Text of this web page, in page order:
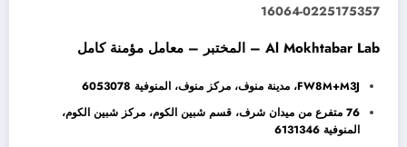
16064-0225175357
Al Mokhtabar Lab – المختبر – معامل مؤمنة كامل
FW8M+M3J، مدينة منوف، مركز منوف، المنوفية 6053078
76 متفرع من ميدان شرف، قسم شبين الكوم، مركز شبين الكوم،
المنوفية 6131346